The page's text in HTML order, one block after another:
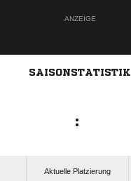
ANZEIGE
SAISONSTATISTIK
:
Aktuelle Platzierung